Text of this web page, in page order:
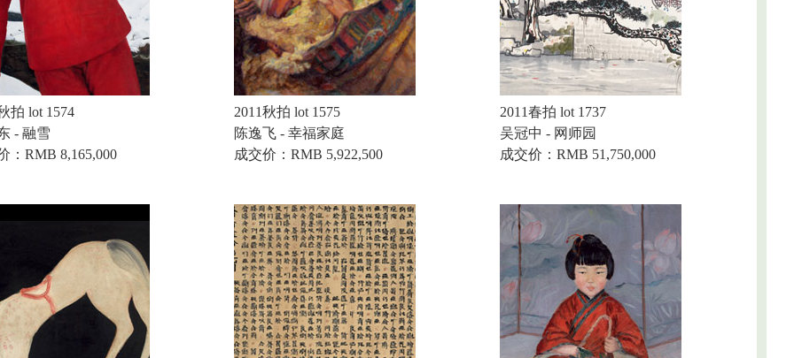
拍 lot 1574
- 融雪
：RMB 8,165,000
2011秋拍 lot 1575
陈逸飞 - 幸福家庭
成交价：RMB 5,922,500
2011春拍 lot 1737
吴冠中 - 网师园
成交价：RMB 51,750,000